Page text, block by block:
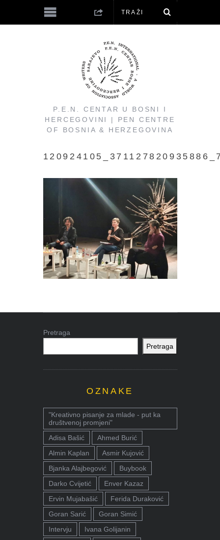
P.E.N. CENTAR U BOSNI I
HERCEGOVINI | PEN CENTRE
OF BOSNIA & HERZEGOVINA
Pretraga
Pretraga
OZNAKE
"Kreativno pisanje za mlade - put ka
društvenoj promjeni"
Adisa Bašić
Ahmed Burić
Almin Kaplan
Asmir Kujović
Bjanka Alajbegović
Buybook
Darko Cvijetić
Enver Kazaz
Ervin Mujabašić
Ferida Duraković
Goran Sarić
Goran Simić
Intervju
Ivana Golijanin